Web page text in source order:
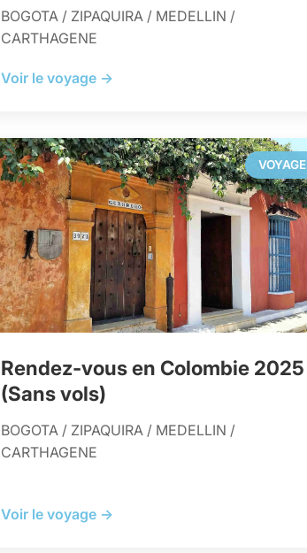
BOGOTA / ZIPAQUIRA / MEDELLIN /
CARTHAGENE
Voir le voyage →
VOYAGE
Rendez-vous en Colombie 2025
(Sans vols)
BOGOTA / ZIPAQUIRA / MEDELLIN /
CARTHAGENE
Voir le voyage →